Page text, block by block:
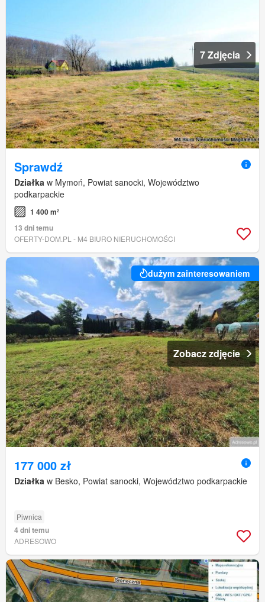
7 Zdjęcia
Sprawdź
Działka w Mymoń, Powiat sanocki, Województwo
podkarpackie
1 400 m²
13 dni temu
OFERTY-DOM.PL - M4 BIURO NIERUCHOMOŚCI
dużym zainteresowaniem
Zobacz zdjęcie
177 000 zł
Działka w Besko, Powiat sanocki, Województwo podkarpackie
Piwnica
4 dni temu
ADRESOWO